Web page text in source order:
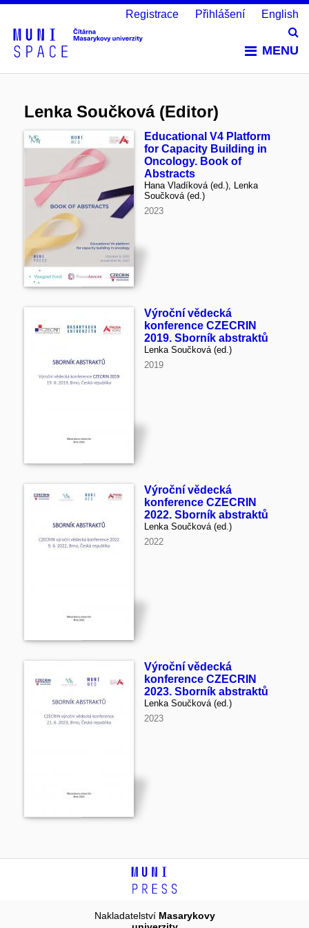
MENU
Registrace Přihlášení English
Lenka Součková (Editor)
Educational V4 Platform
for Capacity Building in
Oncology. Book of
Abstracts
Hana Vladíková (ed.), Lenka
Součková (ed.)
2023
Výroční vědecká
konference CZECRIN
2019. Sborník abstraktů
Lenka Součková (ed.)
2019
Výroční vědecká
konference CZECRIN
2022. Sborník abstraktů
Lenka Součková (ed.)
2022
Výroční vědecká
konference CZECRIN
2023. Sborník abstraktů
Lenka Součková (ed.)
2023
Nakladatelství Masarykovy